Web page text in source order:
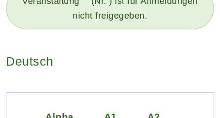
nicht freigegeben.
Deutsch